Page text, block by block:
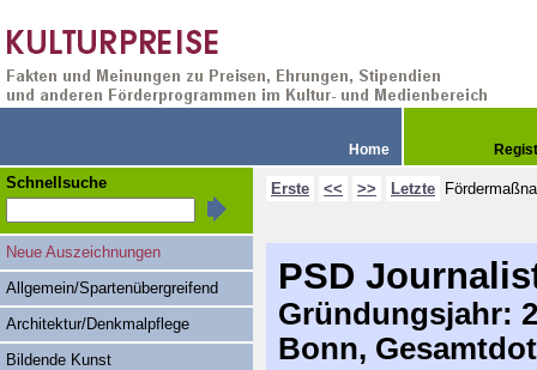
Home
Erste << >> Letzte
PSD
Gründungsjahr:
Bonn,
Schnellsuche
Neue Auszeichnungen
Allgemein/Spartenübergreifend
Architektur/Denkmalpflege
Bildende Kunst